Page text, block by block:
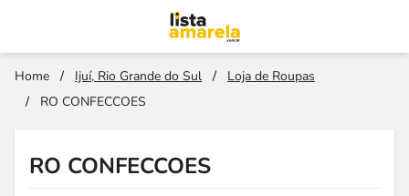
Home / Ijuí, Rio Grande do Sul /
Loja de Roupas
/
RO CONFECCOES
RO CONFECCOES